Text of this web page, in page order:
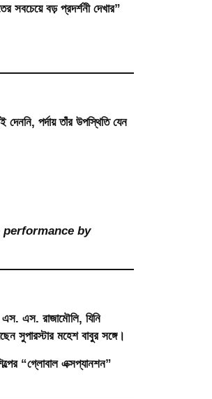
সবচেয়ে বড় প্রদর্শনী দেখার”
পর্দায় তাঁর উপস্থিতি যেন
by
এস. এস. রাজামৌলি, যিনি
সুপারস্টার মহেশ বাবুরসঙ্গে।
“গ্লোবাল এক্সপ্যানশন”